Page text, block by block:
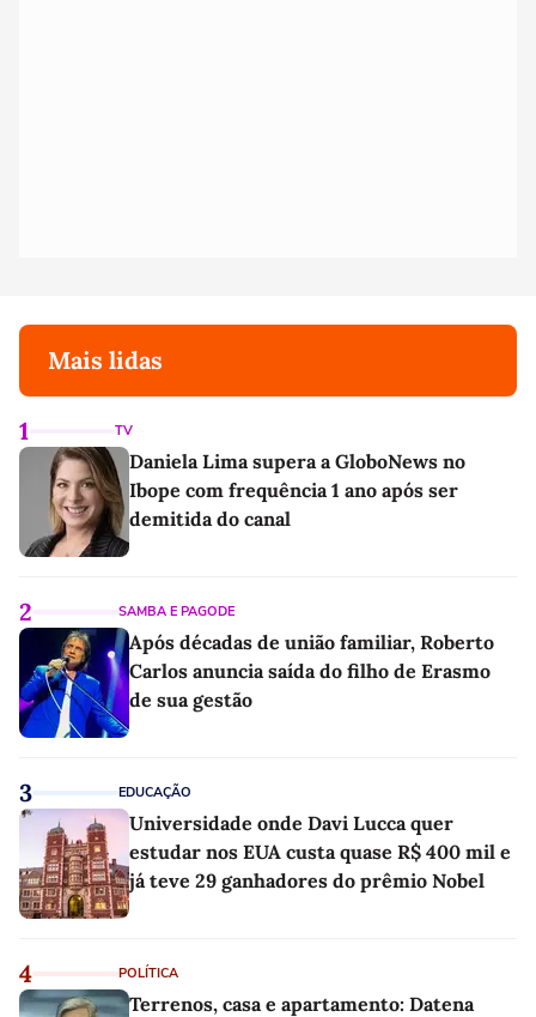
Mais lidas
1 TV
Daniela Lima supera a GloboNews no
Ibope com frequência 1 ano após ser
demitida do canal
2 SAMBA E PAGODE
Após décadas de união familiar, Roberto
Carlos anuncia saída do filho de Erasmo
de sua gestão
3 EDUCAÇÃO
Universidade onde Davi Lucca quer
estudar nos EUA custa quase R$ 400 mil e
já teve 29 ganhadores do prêmio Nobel
4 POLÍTICA
Terrenos, casa e apartamento: Datena